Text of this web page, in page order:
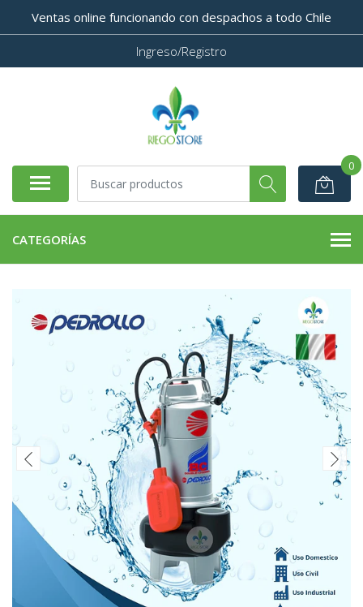
Ventas online funcionando con despachos a todo Chile
Ingreso/Registro
0
CATEGORÍAS